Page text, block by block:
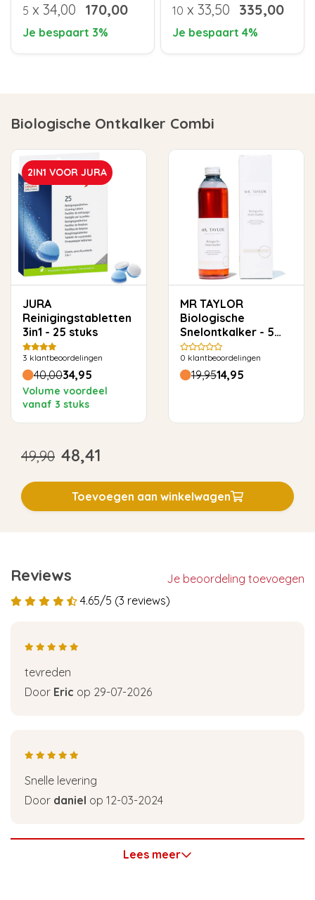
5 x 34,00 170,00
Je bespaart 3%
10 x 33,50 335,00
Je bespaart 4%
Biologische Ontkalker Combi
2IN1 VOOR JURA
JURA
Reinigingstabletten
3in1 - 25 stuks
3 klantbeoordelingen
40,0034,95
Volume voordeel
vanaf 3 stuks
MR TAYLOR
Biologische
Snelontkalker - 5
keer ontkalken
0 klantbeoordelingen
19,9514,95
49,90 48,41
Toevoegen aan winkelwagen
Reviews
Je beoordeling toevoegen
4.65/5 (3 reviews)
tevreden
Door Eric op 29-07-2026
Snelle levering
Door daniel op 12-03-2024
Lees meer